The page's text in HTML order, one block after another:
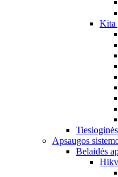
Kita
Apsaugos
Belaidės